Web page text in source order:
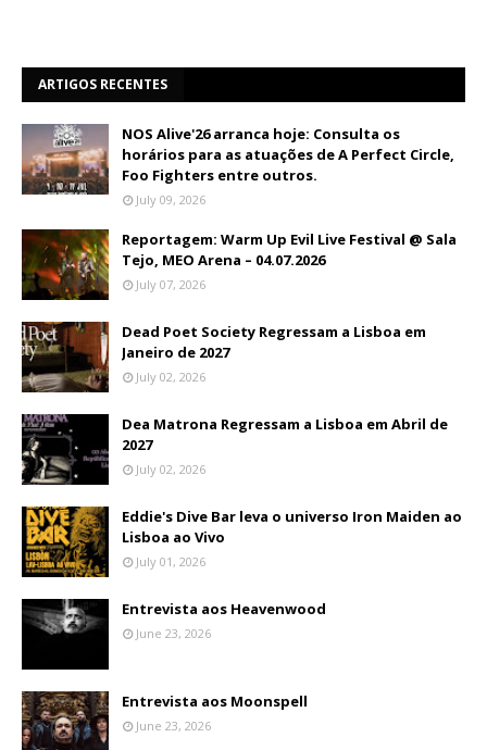
ARTIGOS RECENTES
NOS Alive'26 arranca hoje: Consulta os
horários para as atuações de A Perfect Circle,
Foo Fighters entre outros.
July 09, 2026
Reportagem: Warm Up Evil Live Festival @ Sala
Tejo, MEO Arena – 04.07.2026
July 07, 2026
Dead Poet Society Regressam a Lisboa em
Janeiro de 2027
July 02, 2026
Dea Matrona Regressam a Lisboa em Abril de
2027
July 02, 2026
Eddie's Dive Bar leva o universo Iron Maiden ao
Lisboa ao Vivo
July 01, 2026
Entrevista aos Heavenwood
June 23, 2026
Entrevista aos Moonspell
June 23, 2026